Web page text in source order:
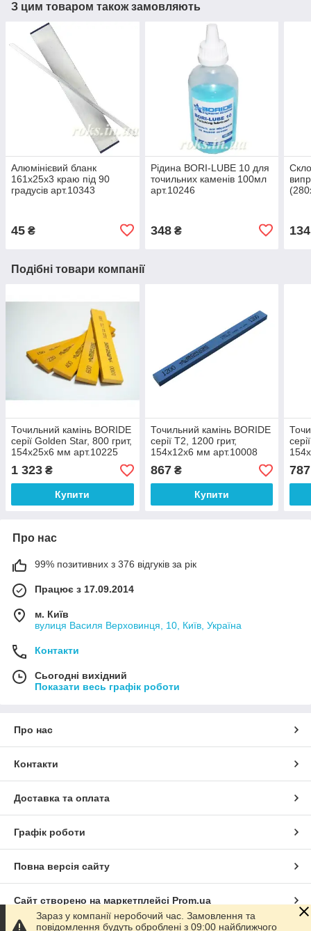
З цим товаром також замовляють
Алюмінієвий бланк
161х25х3 краю під 90
градусів арт.10343
45 ₴
Рідина BORI-LUBE 10 для
точильних каменів 100мл
арт.10246
348₴ 134
Подібні товари компанії
Точильний камінь BORIDE
серії Golden Star, 800 грит,
154х25х6 мм арт.10225
1 323 ₴
Купити
Точильний камінь BORIDE
серії T2, 1200 грит,
154х12х6 мм арт.10008
867₴
Купити
787
Про нас
99% позитивних з 376 відгуків за рік
Працює з 17.09.2014
м. Київ
вулиця Василя Верховинця, 10, Київ, Україна
Контакти
Сьогодні вихідний
Показати весь графік роботи
Про нас
Контакти
Доставка та оплата
Графік роботи
Повна версія сайту
Сайт створено на маркетплейсі Prom.ua
Зараз у компанії неробочий час. Замовлення та
повідомлення будуть оброблені з 09:00 найближчого